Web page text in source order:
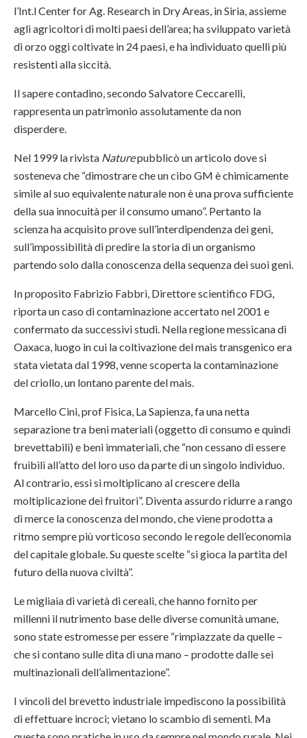
l’Int.l Center for Ag. Research in Dry Areas, in Siria, assieme
agli agricoltori di molti paesi dell’area; ha sviluppato varietà
di orzo oggi coltivate in 24 paesi, e ha individuato quelli più
resistenti alla siccità.
Il sapere contadino, secondo Salvatore Ceccarelli,
rappresenta un patrimonio assolutamente da non
disperdere.
Nel 1999 la rivista Naturepubblicò un articolo dove si
sosteneva che “dimostrare che un cibo GM è chimicamente
simile al suo equivalente naturale non è una prova sufficiente
della sua innocuità per il consumo umano”. Pertanto la
scienza ha acquisito prove sull’interdipendenza dei geni,
sull’impossibilità di predire la storia di un organismo
partendo solo dalla conoscenza della sequenza dei suoi geni.
In proposito Fabrizio Fabbri, Direttore scientifico FDG,
riporta un caso di contaminazione accertato nel 2001 e
confermato da successivi studi. Nella regione messicana di
Oaxaca, luogo in cui la coltivazione del mais transgenico era
stata vietata dal 1998, venne scoperta la contaminazione
del criollo, un lontano parente del mais.
Marcello Cini, prof Fisica, La Sapienza, fa una netta
separazione tra beni materiali (oggetto di consumo e quindi
brevettabili) e beni immateriali, che “non cessano di essere
fruibili all’atto del loro uso da parte di un singolo individuo.
Al contrario, essi si moltiplicano al crescere della
moltiplicazione dei fruitori”. Diventa assurdo ridurre a rango
di merce la conoscenza del mondo, che viene prodotta a
ritmo sempre più vorticoso secondo le regole dell’economia
del capitale globale. Su queste scelte “si gioca la partita del
futuro della nuova civiltà”.
Le migliaia di varietà di cereali, che hanno fornito per
millenni il nutrimento base delle diverse comunità umane,
sono state estromesse per essere “rimpiazzate da quelle –
che si contano sulle dita di una mano – prodotte dalle sei
multinazionali dell’alimentazione”.
I vincoli del brevetto industriale impediscono la possibilità
di effettuare incroci; vietano lo scambio di sementi. Ma